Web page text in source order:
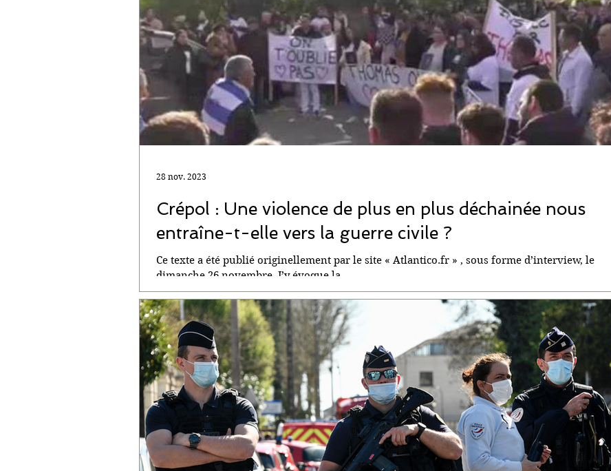
Crépol : Une violence de plus en plus déchainée nous
entraîne-t-elle vers la guerre civile ?
Ce texte a été publié originellement par le site « Atlantico.fr » , sous forme d’interview, le
dimanche 26 novembre. J’y évoque la...
28 nov. 2023